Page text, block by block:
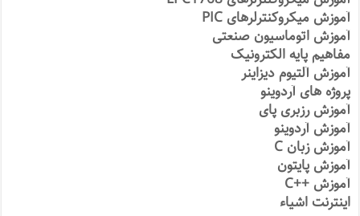
آموزش میکروکنترلرهای PIC
آموزش اتوماسیون صنعتی
مفاهیم پایه الکترونیک
آموزش آلتیوم دیزاینر
پروژه های آردوینو
آموزش رزبری پای
آموزش آردوینو
آموزش زبان C
آموزش پایتون
آموزش ++C
اینترنت اشیاء